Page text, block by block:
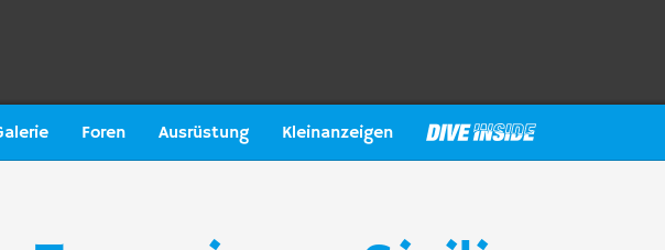
Foren Ausrüstung Kleinanzeigen